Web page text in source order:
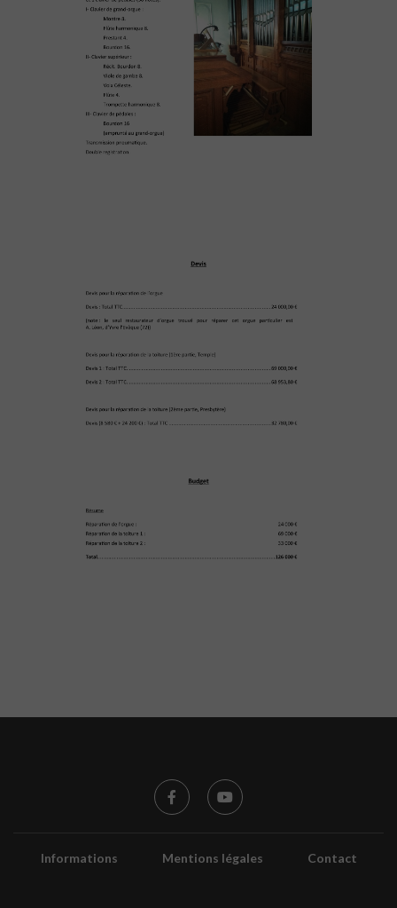
Informations Mentions légales Contact